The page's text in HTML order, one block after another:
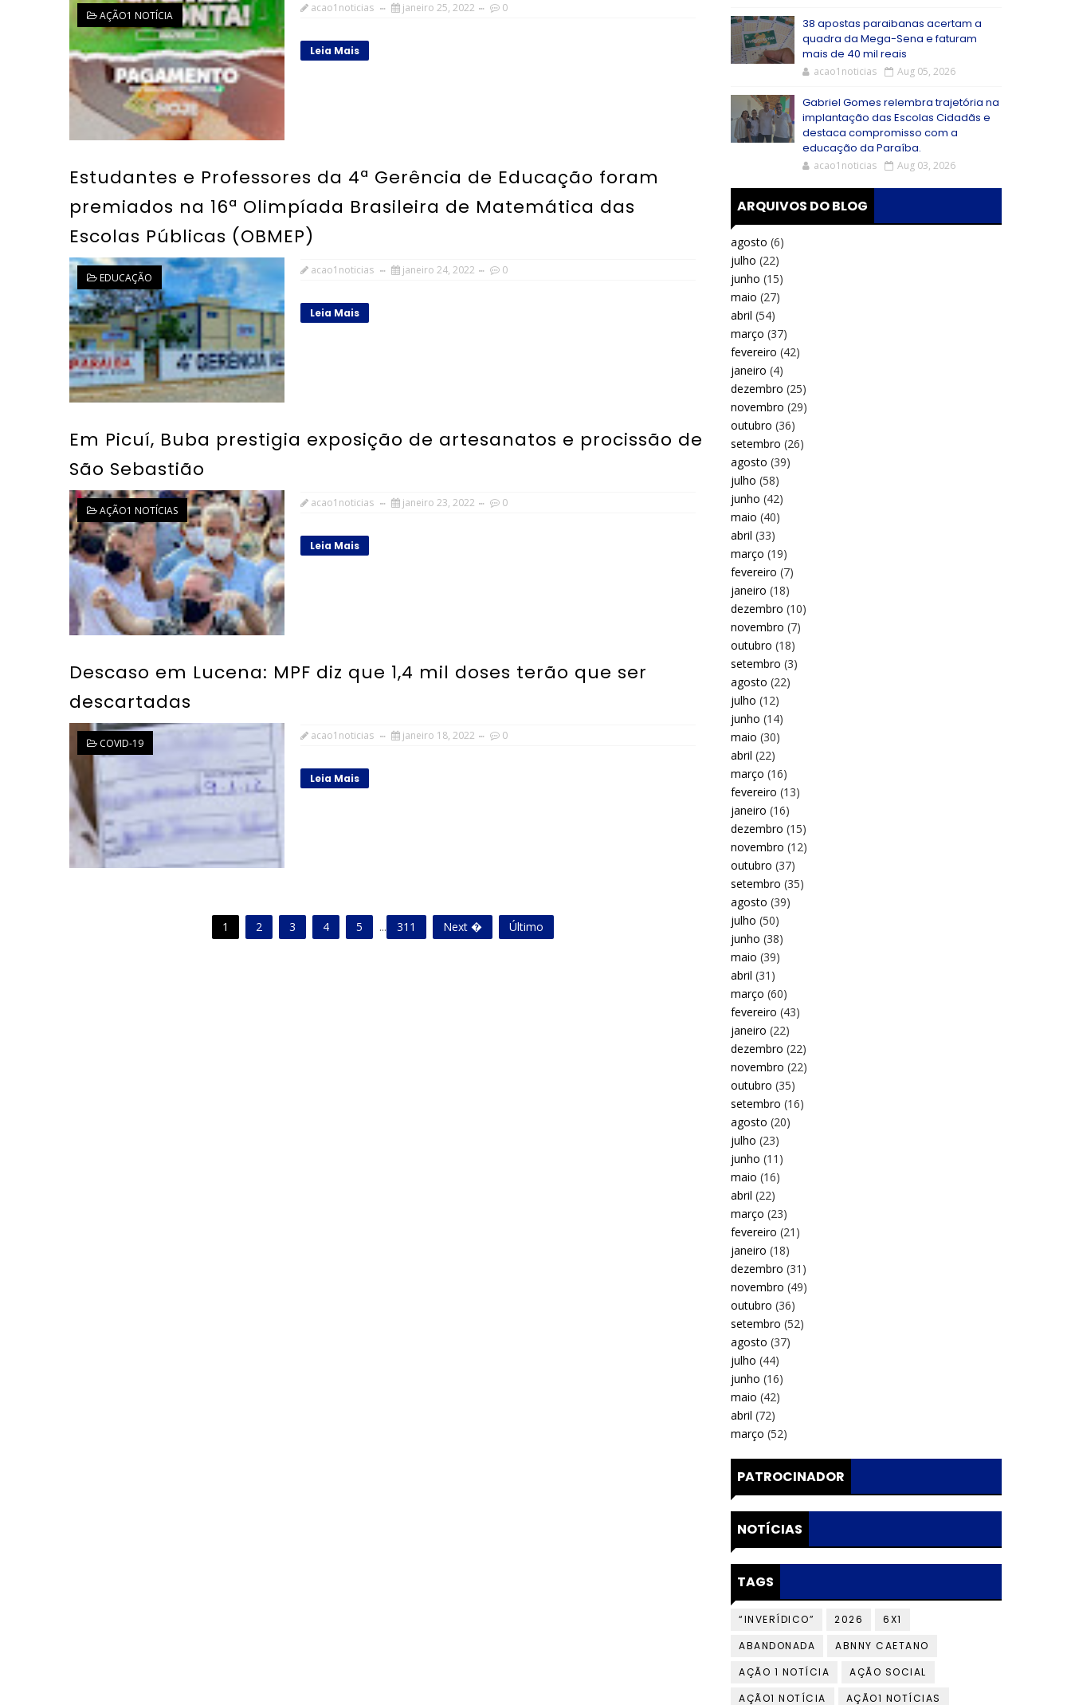
AÇÃO1 NOTÍCIA
acao1noticias janeiro 25, 2022 0
Leia Mais
Estudantes e Professores da 4ª Gerência de Educação foram
premiados na 16ª Olimpíada Brasileira de Matemática das
Escolas Públicas (OBMEP)
EDUCAÇÃO
acao1noticias janeiro 24, 2022 0
Leia Mais
Em Picuí, Buba prestigia exposição de artesanatos e procissão de
São Sebastião
AÇÃO1 NOTÍCIAS
acao1noticias janeiro 23, 2022 0
Leia Mais
Descaso em Lucena: MPF diz que 1,4 mil doses terão que ser
descartadas
COVID-19
acao1noticias janeiro 18, 2022 0
Leia Mais
1 2 3 4 5 ... 311 Next � Último
38 apostas paraibanas acertam a
quadra da Mega-Sena e faturam
mais de 40 mil reais
acao1noticias Aug 05, 2026
Gabriel Gomes relembra trajetória na
implantação das Escolas Cidadãs e
destaca compromisso com a
educação da Paraíba.
acao1noticias Aug 03, 2026
ARQUIVOS DO BLOG
agosto (6)
julho (22)
junho (15)
maio (27)
abril (54)
março (37)
fevereiro (42)
janeiro (4)
dezembro (25)
novembro (29)
outubro (36)
setembro (26)
agosto (39)
julho (58)
junho (42)
maio (40)
abril (33)
março (19)
fevereiro (7)
janeiro (18)
dezembro (10)
novembro (7)
outubro (18)
setembro (3)
agosto (22)
julho (12)
junho (14)
maio (30)
abril (22)
março (16)
fevereiro (13)
janeiro (16)
dezembro (15)
novembro (12)
outubro (37)
setembro (35)
agosto (39)
julho (50)
junho (38)
maio (39)
abril (31)
março (60)
fevereiro (43)
janeiro (22)
dezembro (22)
novembro (22)
outubro (35)
setembro (16)
agosto (20)
julho (23)
junho (11)
maio (16)
abril (22)
março (23)
fevereiro (21)
janeiro (18)
dezembro (31)
novembro (49)
outubro (36)
setembro (52)
agosto (37)
julho (44)
junho (16)
maio (42)
abril (72)
março (52)
PATROCINADOR
NOTÍCIAS
TAGS
“INVERÍDICO” 2026
6X1
ABANDONADA
ABNNY CAETANO
AÇÃO 1 NOTÍCIA
AÇÃO SOCIAL
AÇÃO1 NOTÍCIA
AÇÃO1 NOTÍCIAS